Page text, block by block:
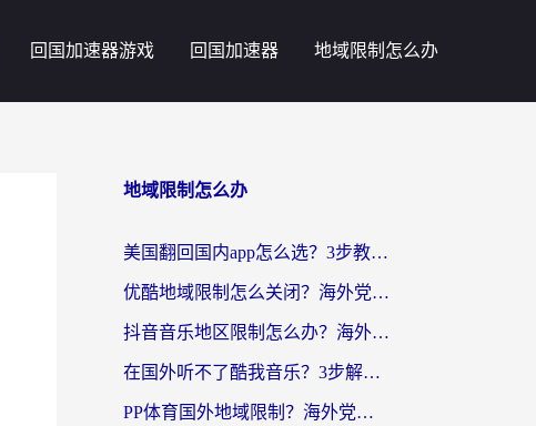
回国加速器游戏 回国加速器 地域限制怎么办
地域限制怎么办
美国翻回国内app怎么选？3步教你无缝刷剧、登12123、访问国内网站
优酷地域限制怎么关闭？海外党亲测有效的追剧加速器选择指南
抖音音乐地区限制怎么办？海外党亲测有效的听歌自由指南
在国外听不了酷我音乐？3步解除手机酷我音乐海外限制，附实测好用加速器
PP体育国外地域限制？海外党看球终极方案：从欧洲杯到奥运会，中文解说不卡顿！